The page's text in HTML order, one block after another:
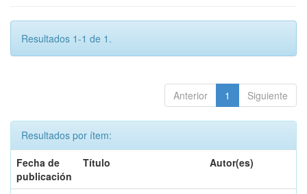
Resultados 1-1 de 1.
Anterior 1 Siguiente
Resultados por ítem:
Fecha de
publicación
Título Autor(es)